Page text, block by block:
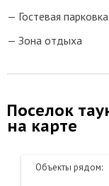
Гостевая парковка
Зона отдыха
Поселок
на карте
Объекты рядом: